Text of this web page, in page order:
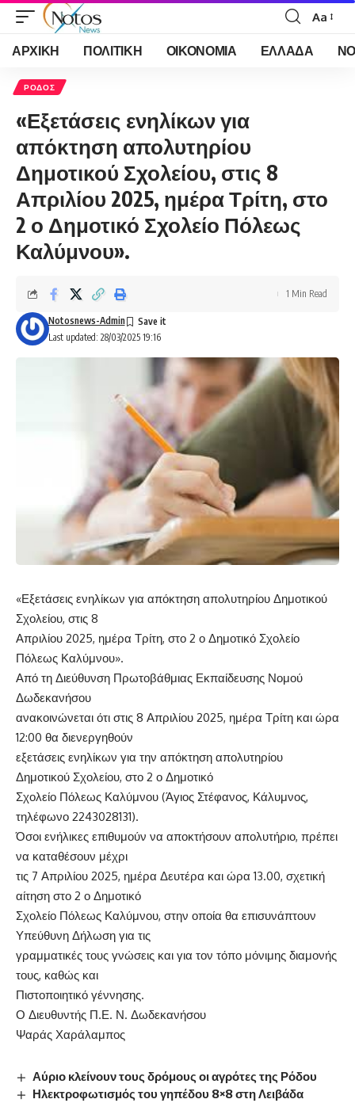
Font
Resizer
Aa
ΑΡΧΙΚΗ ΠΟΛΙΤΙΚΗ ΟΙΚΟΝΟΜΙΑ ΕΛΛΑΔΑ
ΡΟΔΟΣ
«Εξετάσεις ενηλίκων για
απόκτηση απολυτηρίου
Δημοτικού Σχολείου, στις 8
Απριλίου 2025, ημέρα Τρίτη, στο
2 ο Δημοτικό Σχολείο Πόλεως
Καλύμνου».
Last updated: 28/03/2025 19:16
Notosnews-Admin
1 Min Read
«Εξετάσεις ενηλίκων για απόκτηση απολυτηρίου Δημοτικού
Σχολείου, στις 8
Απριλίου 2025, ημέρα Τρίτη, στο 2 ο Δημοτικό Σχολείο
Πόλεως Καλύμνου».
Από τη Διεύθυνση Πρωτοβάθμιας Εκπαίδευσης Νομού
Δωδεκανήσου
ανακοινώνεται ότι στις 8 Απριλίου 2025, ημέρα Τρίτη και ώρα
12:00 θα διενεργηθούν
εξετάσεις ενηλίκων για την απόκτηση απολυτηρίου
Δημοτικού Σχολείου, στο 2 ο Δημοτικό
Σχολείο Πόλεως Καλύμνου (Άγιος Στέφανος, Κάλυμνος,
τηλέφωνο 2243028131).
Όσοι ενήλικες επιθυμούν να αποκτήσουν απολυτήριο, πρέπει
να καταθέσουν μέχρι
τις 7 Απριλίου 2025, ημέρα Δευτέρα και ώρα 13.00, σχετική
αίτηση στο 2 ο Δημοτικό
Σχολείο Πόλεως Καλύμνου, στην οποία θα επισυνάπτουν
Υπεύθυνη Δήλωση για τις
γραμματικές τους γνώσεις και για τον τόπο μόνιμης διαμονής
τους, καθώς και
Πιστοποιητικό γέννησης.
Ο Διευθυντής Π.Ε. Ν. Δωδεκανήσου
Ψαράς Χαράλαμπος
Αύριο κλείνουν τους δρόμους οι αγρότες της Ρόδου
Ηλεκτροφωτισμός του γηπέδου 8×8 στη Λειβάδα